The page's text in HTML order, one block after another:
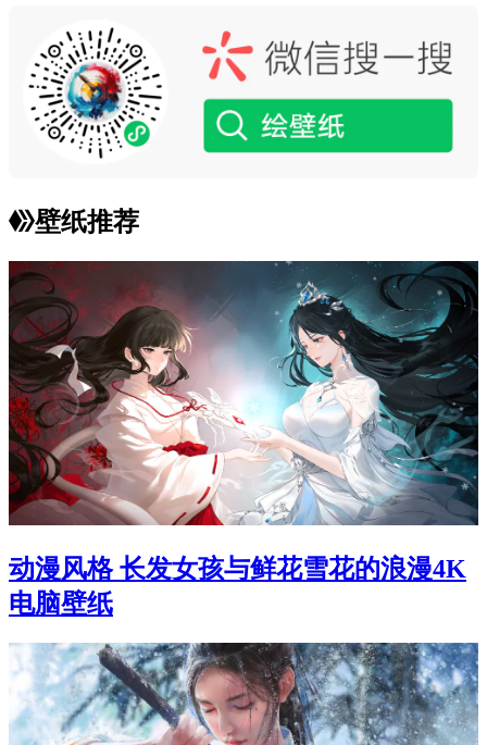
壁纸推荐
动漫风格 长发女孩与鲜花雪花的浪漫4K
电脑壁纸